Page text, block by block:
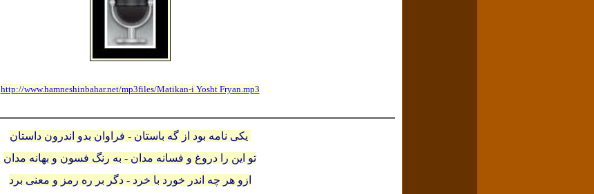
http://www.hamneshinbahar.net/mp3files/Matikan-i Yosht Fryan.mp3
یکی نامه بود از گه باستان - فراوان بدو اندرون داستان
تو این را دروغ و فسانه مدان - به رنگ فسون و بهانه مدان
ازو هر چه اندر خورد با خرد -دگر بر ره رمز و معنی برد